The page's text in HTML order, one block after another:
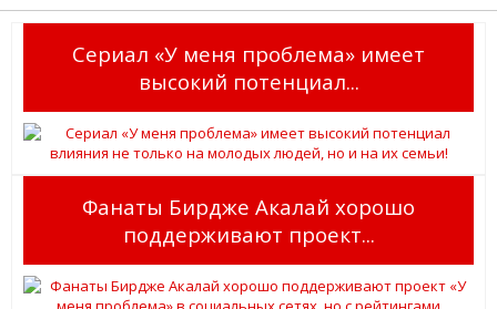
Сериал «У меня проблема» имеет
высокий потенциал...
Фанаты Бирдже Акалай хорошо
поддерживают проект...